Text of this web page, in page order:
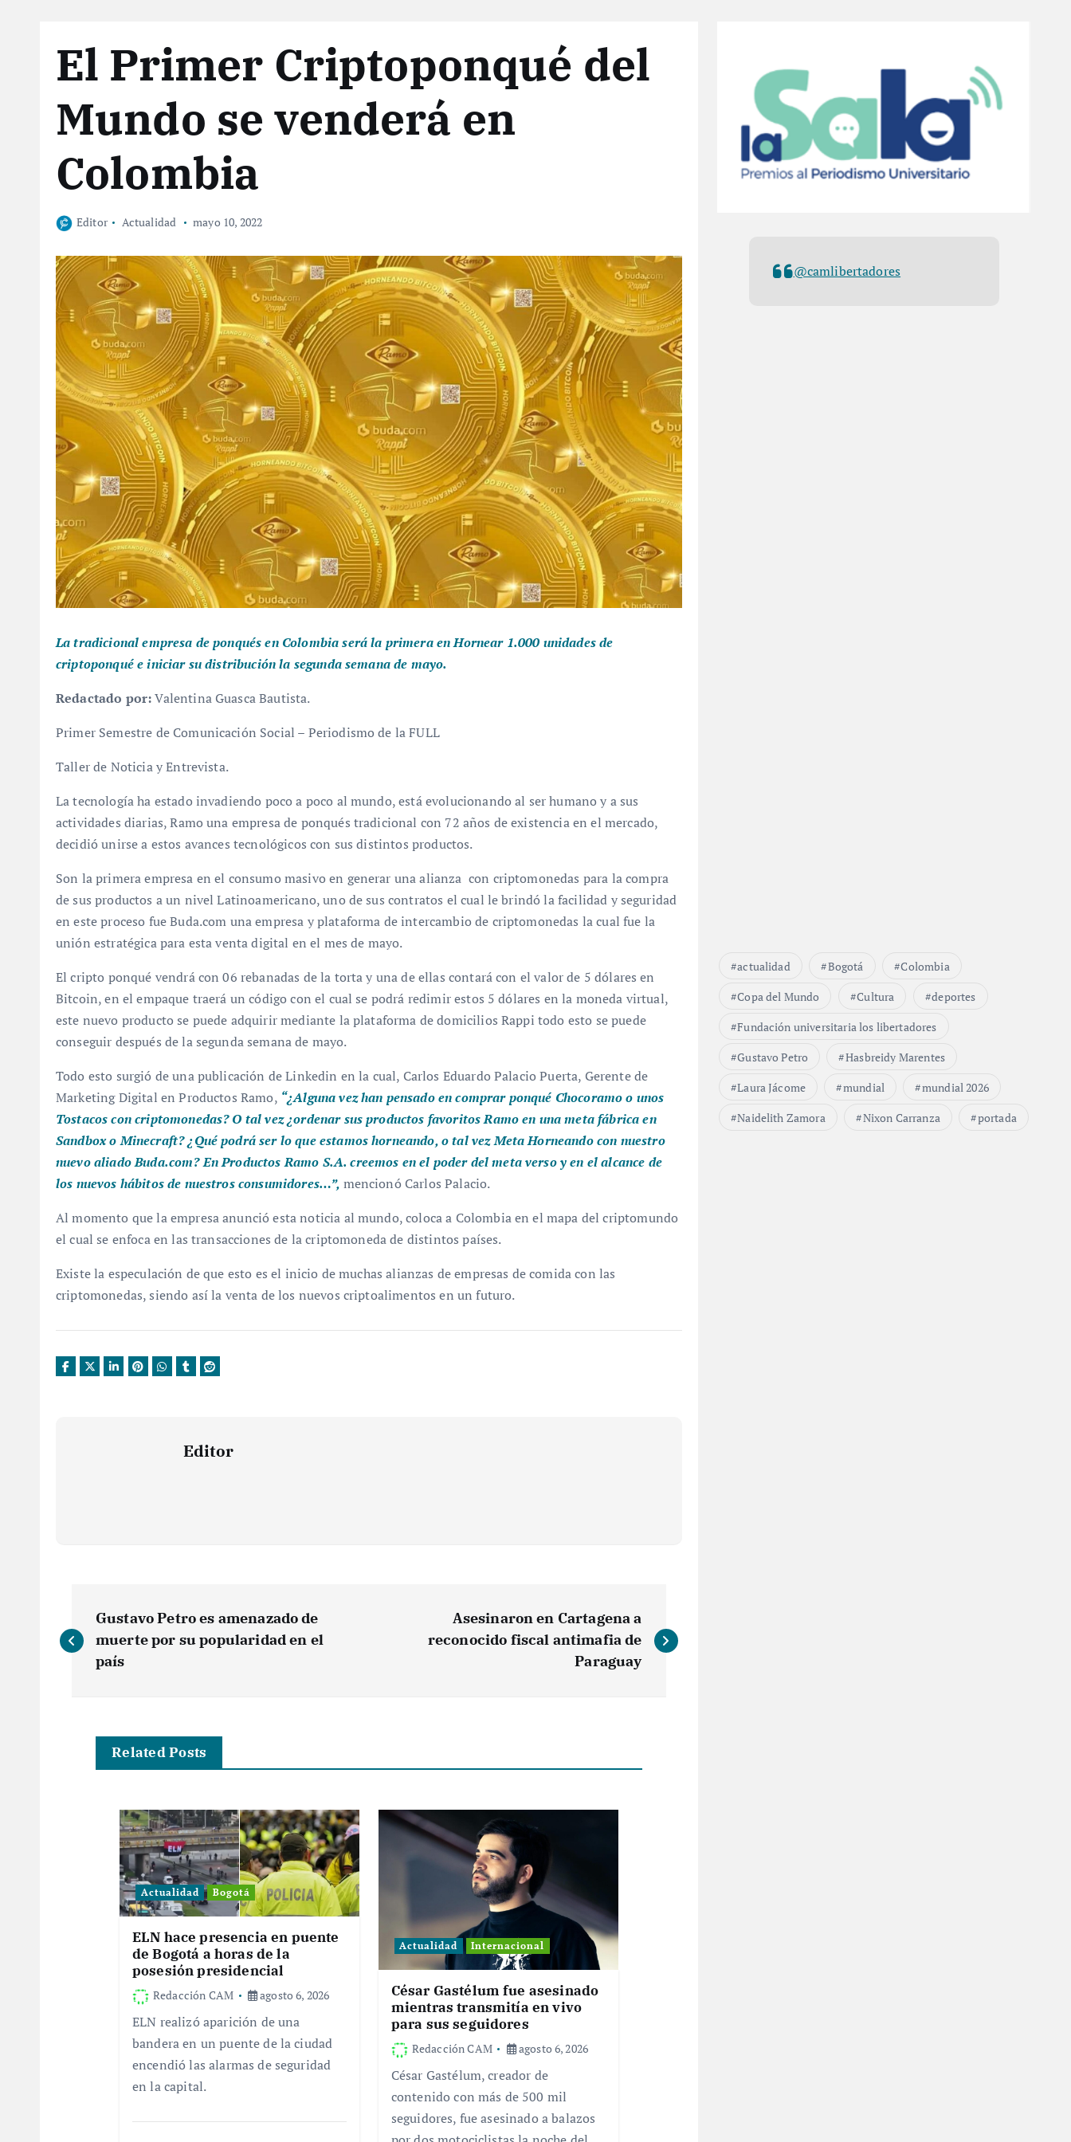
El Primer Criptoponqué del
Mundo se venderá en
Colombia
Editor Actualidad mayo 10, 2022
La tradicional empresa de ponqués en Colombia será la primera en Hornear 1.000 unidades de
criptoponqué e iniciar su distribución la segunda semana de mayo.
Redactado por:Valentina Guasca Bautista.
Primer Semestre de Comunicación Social – Periodismo de la FULL
Taller de Noticia y Entrevista.
La tecnología ha estado invadiendo poco a poco al mundo, está evolucionando al ser humano y a sus
actividades diarias, Ramo una empresa de ponqués tradicional con 72 años de existencia en el mercado,
decidió unirse a estos avances tecnológicos con sus distintos productos.
Son la primera empresa en el consumo masivo en generar una alianza con criptomonedas para la compra
de sus productos a un nivel Latinoamericano, uno de sus contratos el cual le brindó la facilidad y seguridad
en este proceso fue Buda.com una empresa y plataforma de intercambio de criptomonedas la cual fue la
unión estratégica para esta venta digital en el mes de mayo.
El cripto ponqué vendrá con 06 rebanadas de la torta y una de ellas contará con el valor de 5 dólares en
Bitcoin, en el empaque traerá un código con el cual se podrá redimir estos 5 dólares en la moneda virtual,
este nuevo producto se puede adquirir mediante la plataforma de domicilios Rappi todo esto se puede
conseguir después de la segunda semana de mayo.
Todo esto surgió de una publicación de Linkedin en la cual, Carlos Eduardo Palacio Puerta, Gerente de
Marketing Digital en Productos Ramo, “¿Alguna vez han pensado en comprar ponqué Chocoramo o unos
Tostacos con criptomonedas? O tal vez ¿ordenar sus productos favoritos Ramo en una meta fábrica en
Sandbox o Minecraft? ¿Qué podrá ser lo que estamos horneando, o tal vez Meta Horneando con nuestro
nuevo aliado Buda.com? En Productos Ramo S.A. creemos en el poder del meta verso y en el alcance de
los nuevos hábitos de nuestros consumidores…”, mencionó Carlos Palacio.
Al momento que la empresa anunció esta noticia al mundo, coloca a Colombia en el mapa del criptomundo
el cual se enfoca en las transacciones de la criptomoneda de distintos países.
Existe la especulación de que esto es el inicio de muchas alianzas de empresas de comida con las
criptomonedas, siendo así la venta de los nuevos criptoalimentos en un futuro.
Editor
a
Gustavo Petro es amenazado de
muerte por su popularidad en el
país
Asesinaron en Cartagena a
reconocido fiscal antimafia de
Paraguay
Related Posts
Actualidad Bogotá
ELN hace presencia en puente
de Bogotá a horas de la
posesión presidencial
Redacción CAM agosto 6, 2026
ELN realizó aparición de una
bandera en un puente de la ciudad
encendió las alarmas de seguridad
en la capital.
Actualidad Internacional
César Gastélum fue asesinado
mientras transmitía en vivo
para sus seguidores
Redacción CAM agosto 6, 2026
César Gastélum, creador de
contenido con más de 500 mil
seguidores, fue asesinado a balazos
@camlibertadores
actualidad Bogotá
Colombia
Copa del Mundo
Cultura
deportes
Fundación universitaria los libertadores
Gustavo Petro
Hasbreidy Marentes
Laura Jácome
mundial
mundial 2026
Naidelith Zamora
Nixon Carranza portada